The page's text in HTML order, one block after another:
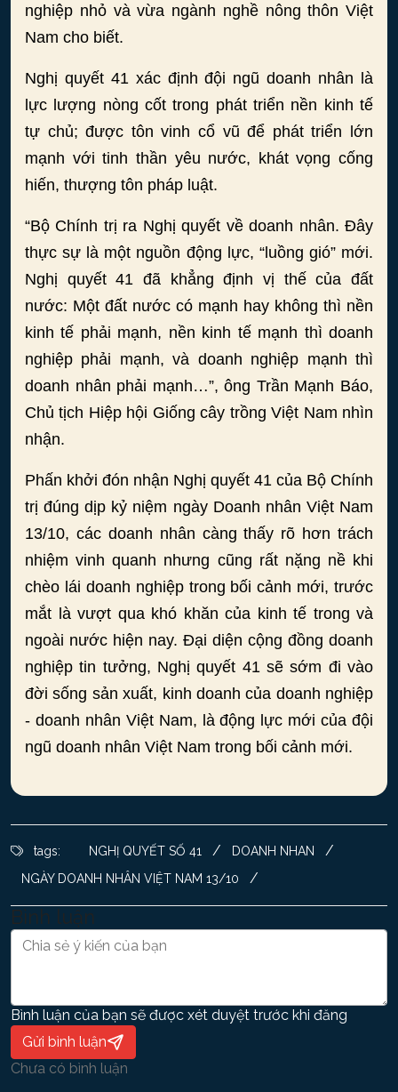
nghiệp nhỏ và vừa ngành nghề nông thôn Việt
Nam cho biết.
Nghị quyết 41 xác định đội ngũ doanh nhân là
lực lượng nòng cốt trong phát triển nền kinh tế
tự chủ; được tôn vinh cổ vũ để phát triển lớn
mạnh với tinh thần yêu nước, khát vọng cống
hiến, thượng tôn pháp luật.
“Bộ Chính trị ra Nghị quyết về doanh nhân. Đây
thực sự là một nguồn động lực, “luồng gió” mới.
Nghị quyết 41 đã khẳng định vị thế của đất
nước: Một đất nước có mạnh hay không thì nền
kinh tế phải mạnh, nền kinh tế mạnh thì doanh
nghiệp phải mạnh, và doanh nghiệp mạnh thì
doanh nhân phải mạnh…”, ông Trần Mạnh Báo,
Chủ tịch Hiệp hội Giống cây trồng Việt Nam nhìn
nhận.
Phấn khởi đón nhận Nghị quyết 41 của Bộ Chính
trị đúng dịp kỷ niệm ngày Doanh nhân Việt Nam
13/10, các doanh nhân càng thấy rõ hơn trách
nhiệm vinh quanh nhưng cũng rất nặng nề khi
chèo lái doanh nghiệp trong bối cảnh mới, trước
mắt là vượt qua khó khăn của kinh tế trong và
ngoài nước hiện nay. Đại diện cộng đồng doanh
nghiệp tin tưởng, Nghị quyết 41 sẽ sớm đi vào
đời sống sản xuất, kinh doanh của doanh nghiệp
- doanh nhân Việt Nam, là động lực mới của đội
ngũ doanh nhân Việt Nam trong bối cảnh mới.
tags: NGHỊ QUYẾT SỐ 41 / DOANH NHAN /
NGÀY DOANH NHÂN VIỆT NAM 13/10 /
Bình luận
Bình luận của bạn sẽ được xét duyệt trước khi đăng
Gửi bình luận
Chưa có bình luận